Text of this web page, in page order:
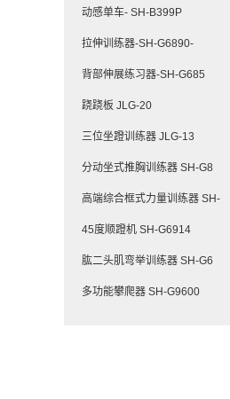
动感单车- SH-B399P
拉伸训练器-SH-G6890-
背部伸展练习器-SH-G685
跷跷板 JLG-20
三位坐蹬训练器 JLG-13
分动坐式推胸训练器 SH-G8
高端综合框式力量训练器 SH-
45度顺蹬机 SH-G6914
肱二头肌弯举训练器 SH-G6
多功能攀爬器 SH-G9600